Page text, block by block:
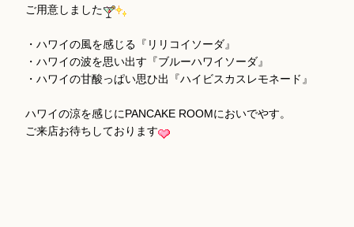
ご用意しました
・ハワイの風を感じる『リリコイソーダ』
・ハワイの波を思い出す『ブルーハワイソーダ』
・ハワイの甘酸っぱい思ひ出『ハイビスカスレモネード』
ハワイの涼を感じにPANCAKE ROOMにおいでやす。
ご来店お待ちしております